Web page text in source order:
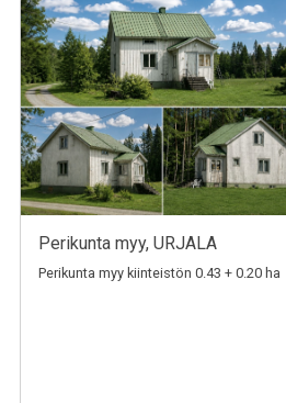
Perikunta myy, URJALA
Perikunta myy kiinteistön 0.43 + 0.20 ha